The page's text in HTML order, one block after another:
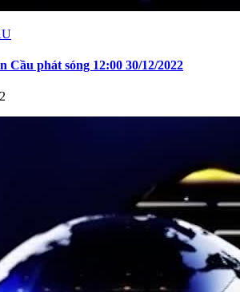
Cầu phát sóng 12:00 30/12/2022